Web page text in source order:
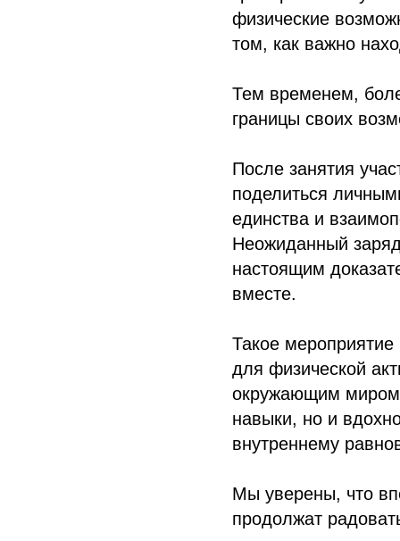
физические
том, как важно
Тем временем,
границы своих
После занятия
поделиться
единства и
Неожиданный
настоящим
вместе.
Такое мероприятие
для физической
окружающим миром.
навыки, но и
внутреннему
Мы уверены, что
продолжат